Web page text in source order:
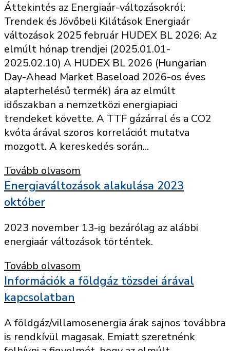
Áttekintés az Energiaár-változásokról:
Trendek és Jövőbeli Kilátások Energiaár
változások 2025 február HUDEX BL 2026: Az
elmúlt hónap trendjei (2025.01.01-
2025.02.10) A HUDEX BL 2026 (Hungarian
Day-Ahead Market Baseload 2026-os éves
alapterhelésű termék) ára az elmúlt
időszakban a nemzetközi energiapiaci
trendeket követte. A TTF gázárral és a CO2
kvóta árával szoros korrelációt mutatva
mozgott. A kereskedés során...
Tovább olvasom
Energiaváltozások alakulása 2023
október
2023 november 13-ig bezárólag az alábbi
energiaár változások történtek.
Tovább olvasom
Információk a földgáz tözsdei árával
kapcsolatban
A földgáz/villamosenergia árak sajnos továbbra
is rendkívül magasak. Emiatt szeretnénk